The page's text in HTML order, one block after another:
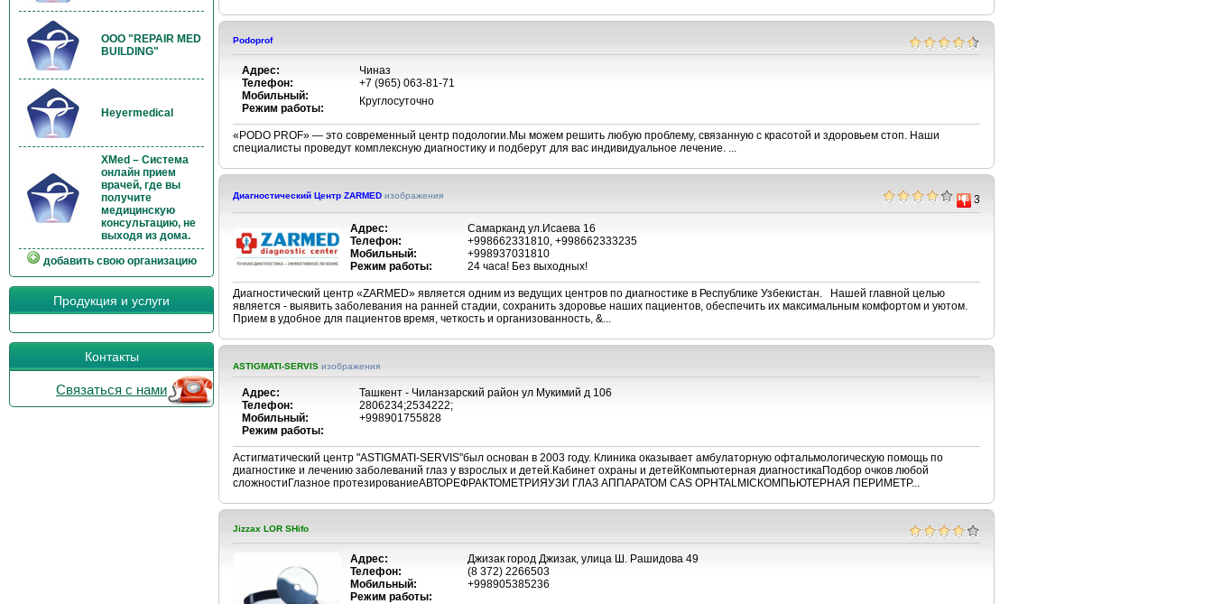
OOO "REPAIR MED
BUILDING"
Heyermedical
XMed – Система
онлайн прием
врачей, где вы
получите
медицинскую
консультацию, не
выходя из дома.
добавить свою организацию
Продукция и услуги
Контакты
Связаться с нами
Podoprof
Адрес:
Телефон:
Мобильный:
Режим работы:
Чиназ
+7 (965) 063-81-71
Круглосуточно
«PODO PROF» — это современный центр подологии.Мы можем решить любую проблему, связанную с красотой и здоровьем стоп. Наши
специалисты проведут комплексную диагностику и подберут для вас индивидуальное лечение. ...
Диагностический Центр ZARMED изображения 3
Адрес:
Телефон:
Мобильный:
Режим работы:
Самарканд ул.Исаева 16
+998662331810, +998662333235
+998937031810
24 часа! Без выходных!
Диагностический центр «ZARMED» является одним из ведущих центров по диагностике в Республике Узбекистан. Нашей главной целью
является - выявить заболевания на ранней стадии, сохранить здоровье наших пациентов, обеспечить их максимальным комфортом и уютом.
Прием в удобное для пациентов время, четкость и организованность, &...
ASTIGMATI-SERVIS изображения
Адрес:
Телефон:
Мобильный:
Режим работы:
Ташкент - Чиланзарский район ул Мукимий д 106
2806234;2534222;
+998901755828
Астигматический центр "ASTIGMATI-SERVIS"был основан в 2003 году. Клиника оказывает амбулаторную офтальмологическую помощь по
диагностике и лечению заболеваний глаз у взрослых и детей.Кабинет охраны и детейКомпьютерная диагностикаПодбор очков любой
сложностиГлазное протезированиеАВТОРЕФРАКТОМЕТРИЯУЗИ ГЛАЗ АППАРАТОМ САS OPHTALMICКОМПЬЮТЕРНАЯ ПЕРИМЕТР...
Jizzax LOR SHifo
Адрес:
Телефон:
Мобильный:
Режим работы:
Джизак город Джизак, улица Ш. Рашидова 49
(8 372) 2266503
+998905385236